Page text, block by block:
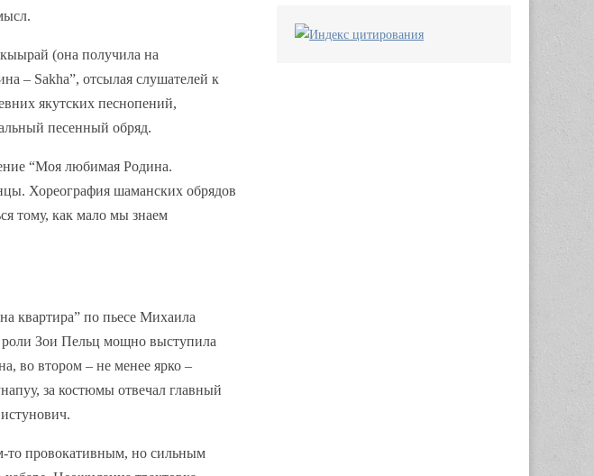
(она получила на
– Sakha”, отсылая слушателей к
якутских песнопений,
песенный обряд.
“Моя любимая Родина.
Хореография шаманских обрядов
тому, как мало мы знаем
квартира” по пьесе Михаила
роли Зои Пельц мощно выступила
во втором – не менее ярко –
за костюмы отвечал главный
то провокативным, но сильным